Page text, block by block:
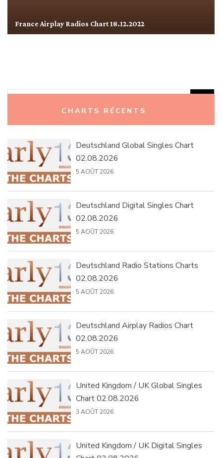
France Airplay Radios Chart 18.12.2022
CHARTS RÉCENTS
Deutschland Global Singles Chart
02.08.2026
5 AOÛT 2026
Deutschland Digital Singles Chart
02.08.2026
5 AOÛT 2026
Deutschland Radio Stations Charts
02.08.2026
5 AOÛT 2026
Deutschland Airplay Radios Chart
02.08.2026
5 AOÛT 2026
United Kingdom / UK Global Singles
Chart 02.08.2026
3 AOÛT 2026
United Kingdom / UK Digital Singles